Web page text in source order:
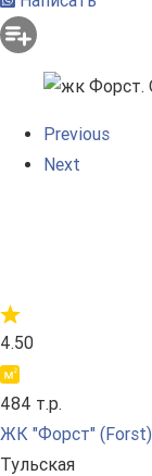
Previous
Next
4.50
484 т.р.
ЖК "Форст" (Forst)
Тульская